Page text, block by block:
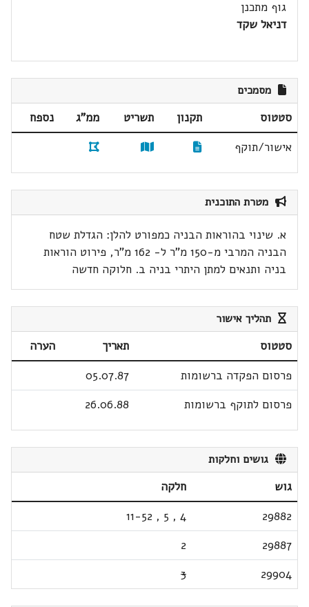
גוף מתכנן
דניאל שקד
מסמכים
סטטוס תקנון תשריט ממ"ג
נספח
אישור/תוקף
מטרת התוכנית
א. שינוי בהוראות הבניה כמפורט להלן: הגדלת שטח
הבניה המרבי מ-150 מ"ר ל- 162 מ"ר, פירוט הוראות
בניה ותנאים למתן היתרי בניה ב. חלוקה חדשה
תהליך אישור
סטטוס תאריך
הערה
פרסום הפקדה ברשומות
05.07.87
פרסום לתוקף ברשומות
26.06.88
גושים וחלקות
גוש
חלקה
29882
4
,
5
,
11-52
29887
2
29904
3